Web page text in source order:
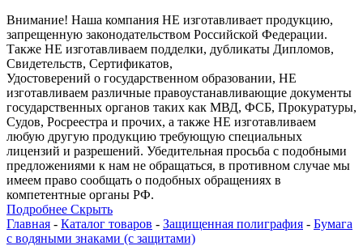
Внимание! Наша компания НЕ изготавливает продукцию,
запрещенную законодательством Российской Федерации.
Также НЕ изготавливаем подделки, дубликаты Дипломов,
Свидетельств, Сертификатов,
Удостоверений о государственном образовании, НЕ
изготавливаем различные правоустанавливающие документы
государственных органов таких как МВД, ФСБ, Прокуратуры,
Судов, Росреестра и прочих, а также НЕ изготавливаем
любую другую продукцию требующую специальных
лицензий и разрешений. Убедительная просьба с подобными
предложениями к нам не обращаться, в противном случае мы
имеем право сообщать о подобных обращениях в
компетентные органы РФ.
Подробнее Скрыть
Главная - Каталог товаров - Защищенная полиграфия - Бумага
с водяными знаками (с защитами)